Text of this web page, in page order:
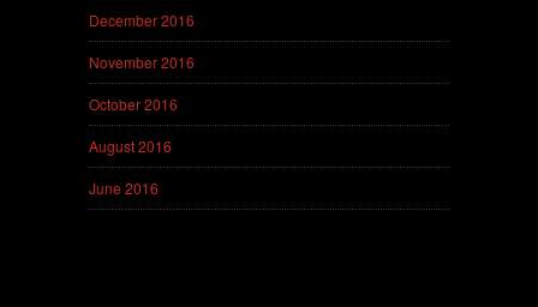
December 2016
November 2016
October 2016
August 2016
June 2016